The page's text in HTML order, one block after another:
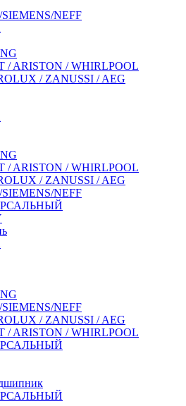
NEFF
/ ARISTON / WHIRLPOOL
/ ZANUSSI / AEG
/ ARISTON / WHIRLPOOL
/ ZANUSSI / AEG
NEFF
NEFF
/ ZANUSSI / AEG
/ ARISTON / WHIRLPOOL